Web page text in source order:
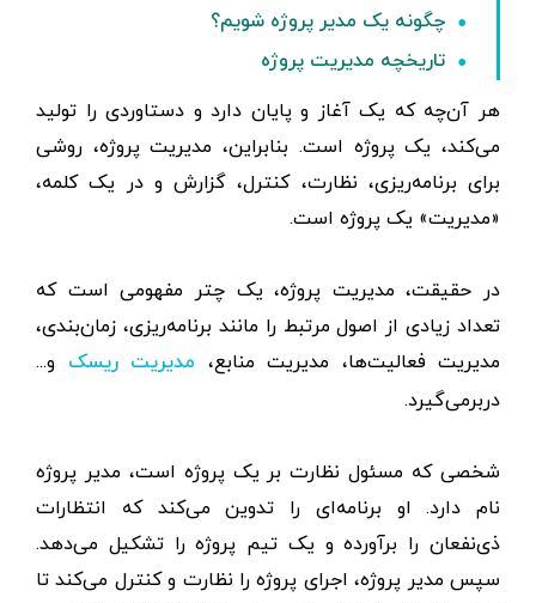
چگونه یک مدیر پروژه شویم؟
تاریخچه مدیریت پروژه
هر آن‌چه که یک آغاز و پایان دارد و دستاوردی را تولید
می‌کند، یک پروژه است. بنابراین، مدیریت پروژه، روشی
برای برنامه‌ریزی، نظارت، کنترل، گزارش و در یک کلمه،
«مدیریت» یک پروژه است.
در حقیقت، مدیریت پروژه، یک چتر مفهومی است که
تعداد زیادی از اصول مرتبط را مانند برنامه‌ریزی، زمان‌بندی،
مدیریت فعالیت‌ها، مدیریت منابع، مدیریت ریسک و...
دربرمی‌گیرد.
شخصی که مسئول نظارت بر یک پروژه است، مدیر پروژه
نام دارد. او برنامه‌ای را تدوین می‌کند که انتظارات
ذی‌نفعان را برآورده و یک تیم پروژه را تشکیل می‌دهد.
سپس مدیر پروژه، اجرای پروژه را نظارت و کنترل می‌کند تا